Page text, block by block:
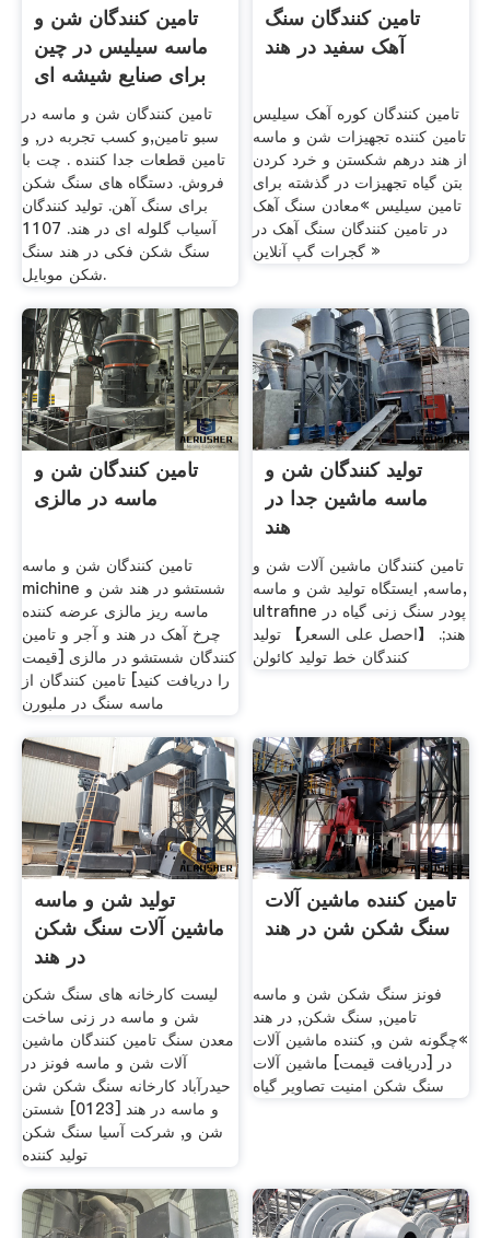
تامین کنندگان شن و
ماسه سیلیس در چین
برای صنایع شیشه ای
تامین کنندگان شن و ماسه در
سبو تامین,و کسب تجربه در, و
تامین قطعات جدا کننده . چت با
فروش. دستگاه های سنگ شکن
برای سنگ آهن. تولید کنندگان
آسیاب گلوله ای در هند. 1107
سنگ شکن فکی در هند سنگ
شکن موبایل.
تامین کنندگان سنگ
آهک سفید در هند
تامین کنندگان کوره آهک سیلیس
تامین کننده تجهیزات شن و ماسه
از هند درهم شکستن و خرد کردن
بتن گیاه تجهیزات در گذشته برای
تامین سیلیس »معادن سنگ آهک
در تامین کنندگان سنگ آهک در
گجرات گپ آنلاین »
تامین کنندگان شن و
ماسه در مالزی
تامین کنندگان شن و ماسه
michine شستشو در هند شن و
ماسه ریز مالزی عرضه کننده
چرخ آهک در هند و آجر و تامین
کنندگان شستشو در مالزی [قیمت
را دریافت کنید] تامین کنندگان از
ماسه سنگ در ملبورن
تولید کنندگان شن و
ماسه ماشین جدا در
هند
تامین کنندگان ماشین آلات شن و
ماسه, ايستگاه توليد شن و ماسه,
ultrafine پودر سنگ زنی گیاه در
هند;. 【احصل على السعر】 تولید
کنندگان خط تولید کائولن
تولید شن و ماسه
ماشین آلات سنگ شکن
در هند
لیست کارخانه های سنگ شکن
شن و ماسه در زنی ساخت
معدن سنگ تامین کنندگان ماشین
آلات شن و ماسه فونز در
حیدرآباد کارخانه سنگ شکن شن
و ماسه در هند [0123] شستن
شن و, شرکت آسیا سنگ شکن
تولید کننده
تامین کننده ماشین آلات
سنگ شکن شن در هند
فونز سنگ شکن شن و ماسه
تامین, سنگ شکن, در هند
»چگونه شن و, کننده ماشین آلات
در [دریافت قیمت] ماشین آلات
سنگ شکن امنیت تصاویر گیاه